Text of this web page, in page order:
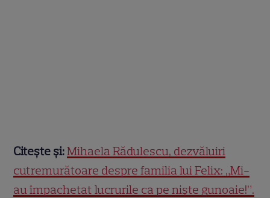
Citește și:Mihaela Rădulescu, dezvăluiri
cutremurătoare despre familia lui Felix: „Mi-
au împachetat lucrurile ca pe niște gunoaie!”.